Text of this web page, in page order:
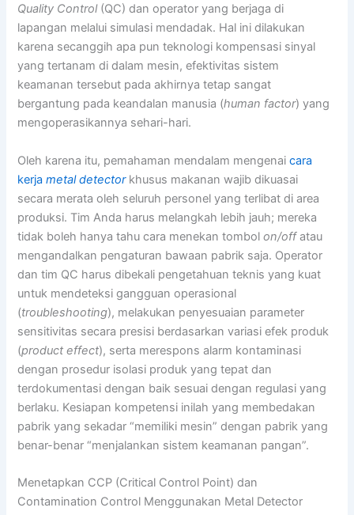
Quality Control(QC) dan operator yang berjaga di
lapangan melalui simulasi mendadak. Hal ini dilakukan
karena secanggih apa pun teknologi kompensasi sinyal
yang tertanam di dalam mesin, efektivitas sistem
keamanan tersebut pada akhirnya tetap sangat
bergantung pada keandalan manusia (human factor) yang
mengoperasikannya sehari-hari.
Oleh karena itu, pemahaman mendalam mengenaicara
kerjametal detectorkhusus makanan wajib dikuasai
secara merata oleh seluruh personel yang terlibat di area
produksi. Tim Anda harus melangkah lebih jauh; mereka
tidak boleh hanya tahu cara menekan tombolon/offatau
mengandalkan pengaturan bawaan pabrik saja. Operator
dan tim QC harus dibekali pengetahuan teknis yang kuat
untuk mendeteksi gangguan operasional
(troubleshooting), melakukan penyesuaian parameter
sensitivitas secara presisi berdasarkan variasi efek produk
(product effect), serta merespons alarm kontaminasi
dengan prosedur isolasi produk yang tepat dan
terdokumentasi dengan baik sesuai dengan regulasi yang
berlaku. Kesiapan kompetensi inilah yang membedakan
pabrik yang sekadar “memiliki mesin” dengan pabrik yang
benar-benar “menjalankan sistem keamanan pangan”.
Menetapkan CCP (Critical Control Point) dan
Contamination Control Menggunakan Metal Detector